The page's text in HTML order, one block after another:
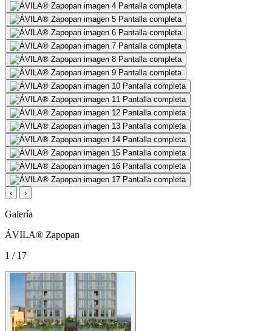
Pantalla completa
Pantalla completa
Pantalla completa
Pantalla completa
Pantalla completa
Pantalla completa
Pantalla completa
Pantalla completa
Pantalla completa
Pantalla completa
Pantalla completa
Pantalla completa
Pantalla completa
Pantalla completa
‹
›
Galería
ÁVILA® Zapopan
1 / 17